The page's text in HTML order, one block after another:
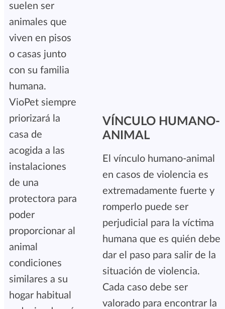
suelen ser
animales que
viven en pisos
o casas junto
con su familia
humana.
VioPet siempre
priorizará la
casa de
acogida a las
instalaciones
de una
protectora para
poder
proporcionar al
animal
condiciones
similares a su
hogar habitual
VÍNCULO HUMANO-
ANIMAL
El vínculo humano-animal
en casos de violencia es
extremadamente fuerte y
romperlo puede ser
perjudicial para la víctima
humana que es quién debe
dar el paso para salir de la
situación de violencia.
Cada caso debe ser
valorado para encontrar la